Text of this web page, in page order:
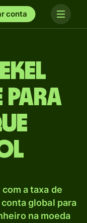
conta
para
a taxa de
global para
na moeda